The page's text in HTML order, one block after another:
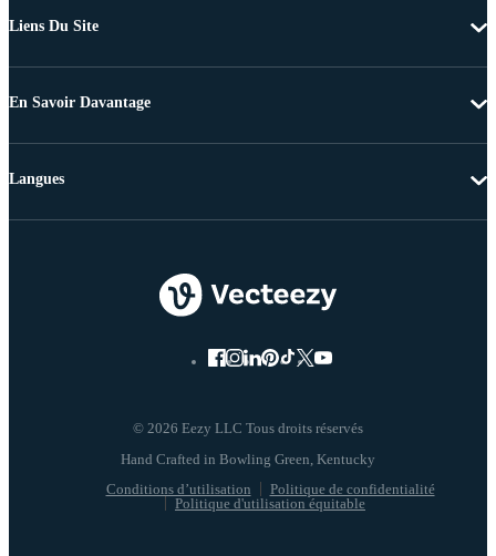
Liens Du Site
En Savoir Davantage
© 2026 Eezy LLC Tous droits réservés
Conditions d’utilisation
Politique de confidentialité
Politique d'utilisation équitable
Langues